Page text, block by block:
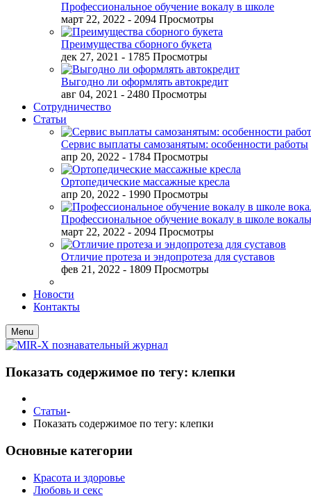
Профессиональное обучение вокалу в школе
март 22, 2022 - 2094 Просмотры
Преимущества сборного букета
дек 27, 2021 - 1785 Просмотры
Выгодно ли оформлять автокредит
авг 04, 2021 - 2480 Просмотры
Сотрудничество
Статьи
Сервис выплаты самозанятым: особенности работы
апр 20, 2022 - 1784 Просмотры
Ортопедические массажные кресла
апр 20, 2022 - 1990 Просмотры
Профессиональное обучение вокалу в школе
март 22, 2022 - 2094 Просмотры
Отличие протеза и эндопротеза для суставов
фев 21, 2022 - 1809 Просмотры
Новости
Контакты
Menu
Показать содержимое по тегу: клепки
Статьи-
Показать содержимое по тегу: клепки
Основные категории
Красота и здоровье
Любовь и секс